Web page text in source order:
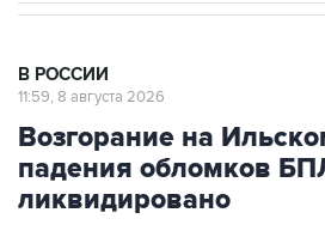
В РОССИИ
11:59, 8 августа 2026
Возгорание на
падения обломков
ликвидировано